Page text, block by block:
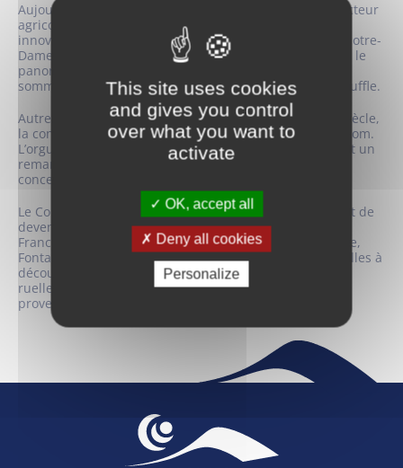
Aujourd’hui, le tourisme, l’activité commerciale et le secteur
agricole font de Forcalquier, une ville dynamique et
innovante. La Citadelle la surplombe avec la chapelle Notre-
Dame-de-Provence et son fabuleux carillon. De là-haut, le
panorama, de Lure à la plaine de la Durance jusqu’aux
sommets des Alpes, est tout bonnement à couper le souffle.
Autre joyau, Notre-Dame-du-Bourguet. Erigée au XIIe siècle,
la concathédrale impressionne sur la place du même nom.
L’orgue, dont les premiers tuyaux remontent à 1629, est un
remarquable instrument, utilisé lors des offices et des
concerts réputés.
Le Couvent des Cordeliers fut édifié au XIIIe siècle avant de
devenir l’un des premiers monastères franciscains de
France. Campanile Saint-Pierre, chapelle Saint-Pancrace,
Fontaine Saint-Michel, les remparts… Autant de merveilles à
découvrir à Forcalquier où on peut se perdre dans les
ruelles pour une interminable balade aux saveurs
provençales.
This site uses cookies
and gives you control
over what you want to
activate
OK, accept all
Deny all cookies
Personalize